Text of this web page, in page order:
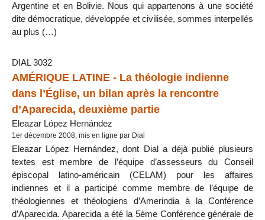
Argentine et en Bolivie. Nous qui appartenons à une société
dite démocratique, développée et civilisée, sommes interpellés
au plus (…)
DIAL 3032
AMÉRIQUE LATINE - La théologie indienne
dans l’Église, un bilan après la rencontre
d’Aparecida, deuxième partie
Eleazar López Hernández
1er décembre 2008, mis en ligne par Dial
Eleazar López Hernández, dont Dial a déjà publié plusieurs
textes est membre de l’équipe d’assesseurs du Conseil
épiscopal latino-américain (CELAM) pour les affaires
indiennes et il a participé comme membre de l’équipe de
théologiennes et théologiens d’Amerindia à la Conférence
d’Aparecida. Aparecida a été la 5ème Conférence générale de